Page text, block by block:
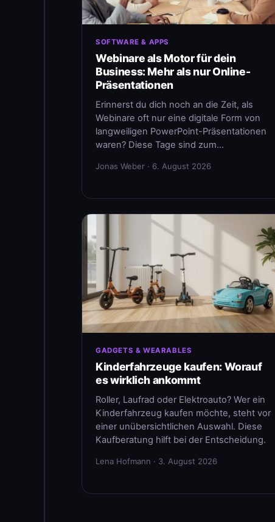
SOFTWARE & APPS
Webinare als Motor für dein
Business: Mehr als nur Online-
Präsentationen
Erinnerst du dich noch an die Zeit, als
Webinare oft nur eine digitale Form von
langweiligen PowerPoint-Präsentationen
waren? Diese Tage sind zum…
Jonas Weber · 6. August 2026
GADGETS & WEARABLES
Kinderfahrzeuge kaufen: Worauf
es wirklich ankommt
Roller, Laufrad oder Elektroauto? Wer ein
Kinderfahrzeug kaufen möchte, steht vor
einer unübersichtlichen Auswahl. Diese
Kaufberatung hilft bei der Entscheidung.
Lena Hofmann · 3. August 2026